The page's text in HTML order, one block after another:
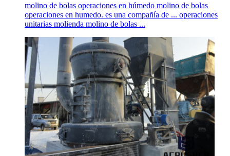
molino de bolas operaciones en húmedo molino de bolas
operaciones en humedo. es una compañía de ... operaciones
unitarias molienda molino de bolas ...